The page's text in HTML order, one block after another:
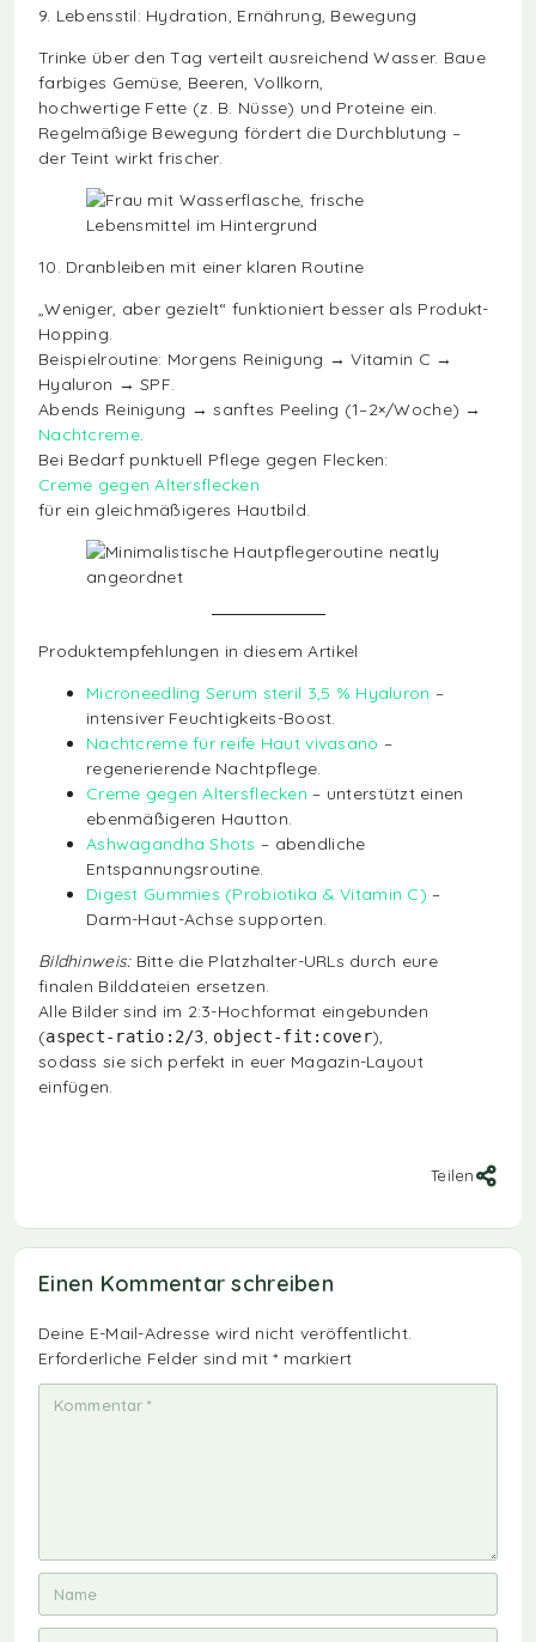
9. Lebensstil: Hydration, Ernährung, Bewegung
Trinke über den Tag verteilt ausreichend Wasser. Baue
farbiges Gemüse, Beeren, Vollkorn,
hochwertige Fette (z. B. Nüsse) und Proteine ein.
Regelmäßige Bewegung fördert die Durchblutung –
der Teint wirkt frischer.
10. Dranbleiben mit einer klaren Routine
„Weniger, aber gezielt“ funktioniert besser als Produkt-
Hopping.
Beispielroutine: Morgens Reinigung → Vitamin C →
Hyaluron → SPF.
Abends Reinigung → sanftes Peeling (1–2×/Woche) →
Nachtcreme.
Bei Bedarf punktuell Pflege gegen Flecken:
Creme gegen Altersflecken
für ein gleichmäßigeres Hautbild.
Produktempfehlungen in diesem Artikel
Microneedling Serum steril 3,5 % Hyaluron –
intensiver Feuchtigkeits-Boost.
Nachtcreme für reife Haut vivasano –
regenerierende Nachtpflege.
Creme gegen Altersflecken – unterstützt einen
ebenmäßigeren Hautton.
Ashwagandha Shots – abendliche
Entspannungsroutine.
Digest Gummies (Probiotika & Vitamin C) –
Darm-Haut-Achse supporten.
Bildhinweis:Bitte die Platzhalter-URLs durch eure
finalen Bilddateien ersetzen.
Alle Bilder sind im 2:3-Hochformat eingebunden
(aspect-ratio:2/3, object-fit:cover),
sodass sie sich perfekt in euer Magazin-Layout
einfügen.
Teilen
Einen Kommentar schreiben
Deine E-Mail-Adresse wird nicht veröffentlicht.
Erforderliche Felder sind mit* markiert